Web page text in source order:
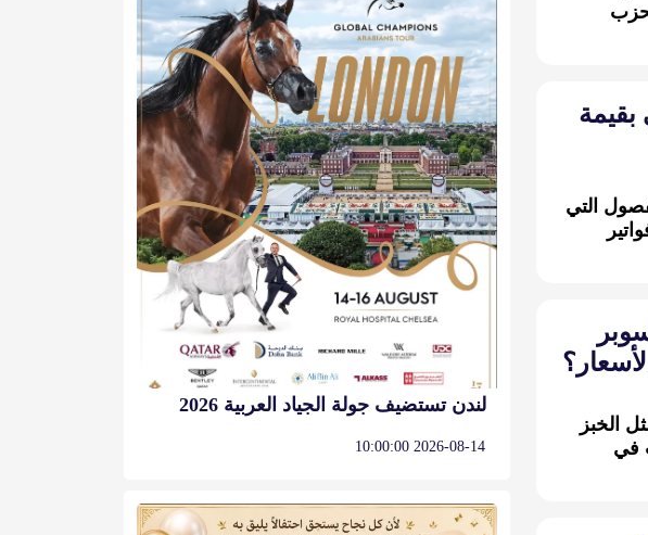
التي
الخبز
في
لندن تستضيف جولة الجياد العربية 2026
2026-08-14 10:00:00